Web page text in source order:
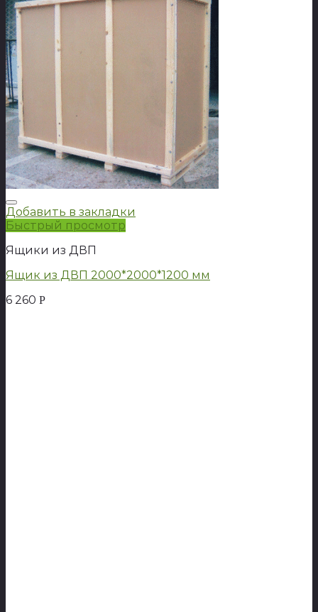
Добавить в закладки
Быстрый просмотр
Ящики из ДВП
Ящик из ДВП 2000*2000*1200 мм
6 260 Р